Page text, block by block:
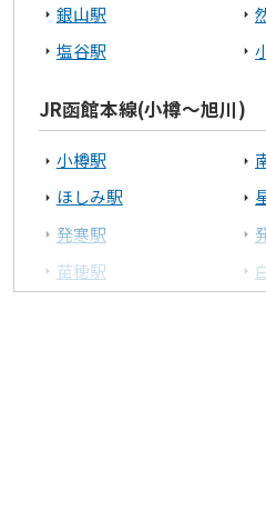
十勝エリア
帯広市
上川エリア
旭川市
後志エリア
銀山駅
塩谷駅
JR函館本線(小樽～旭川)
小樽駅
ほしみ駅
発寒駅
苗穂駅